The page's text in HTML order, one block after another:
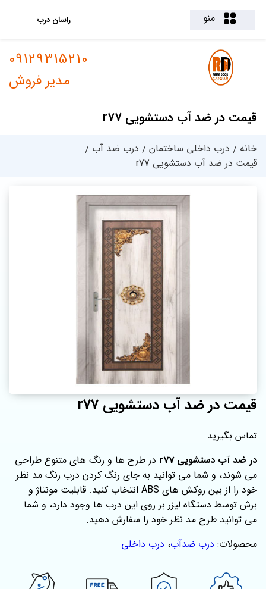
منو راسان درب
قیمت در ضد آب دستشویی r77
09129315210
مدیر فروش
خانه درب داخلی ساختمان
درب ضد آب
قیمت در ضد آب دستشویی r77
قیمت در ضد آب دستشویی r77
تماس بگیرید
در ضد آب دستشویی r77
در طرح ها و رنگ های متنوع طراحی
می شوند، و شما می توانید به جای رنگ کردن درب رنگ مد نظر
خود را از بین روکش های ABS انتخاب کنید. قابلیت مونتاژ و
برش توسط دستگاه لیزر بر روی این درب ها وجود دارد، و شما
می توانید طرح مد نظر خود را سفارش دهید.
محصولات: درب ضدآب، درب داخلی